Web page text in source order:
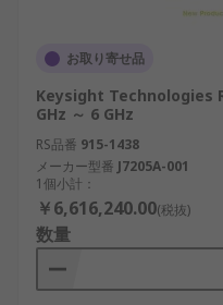
お取り寄せ品
Keysight Technologies
GHz ～ 6 GHz
RS品番 915-1438
メーカー型番 J7205A-001
1個小計：
￥6,616,240.00(税抜)
数量